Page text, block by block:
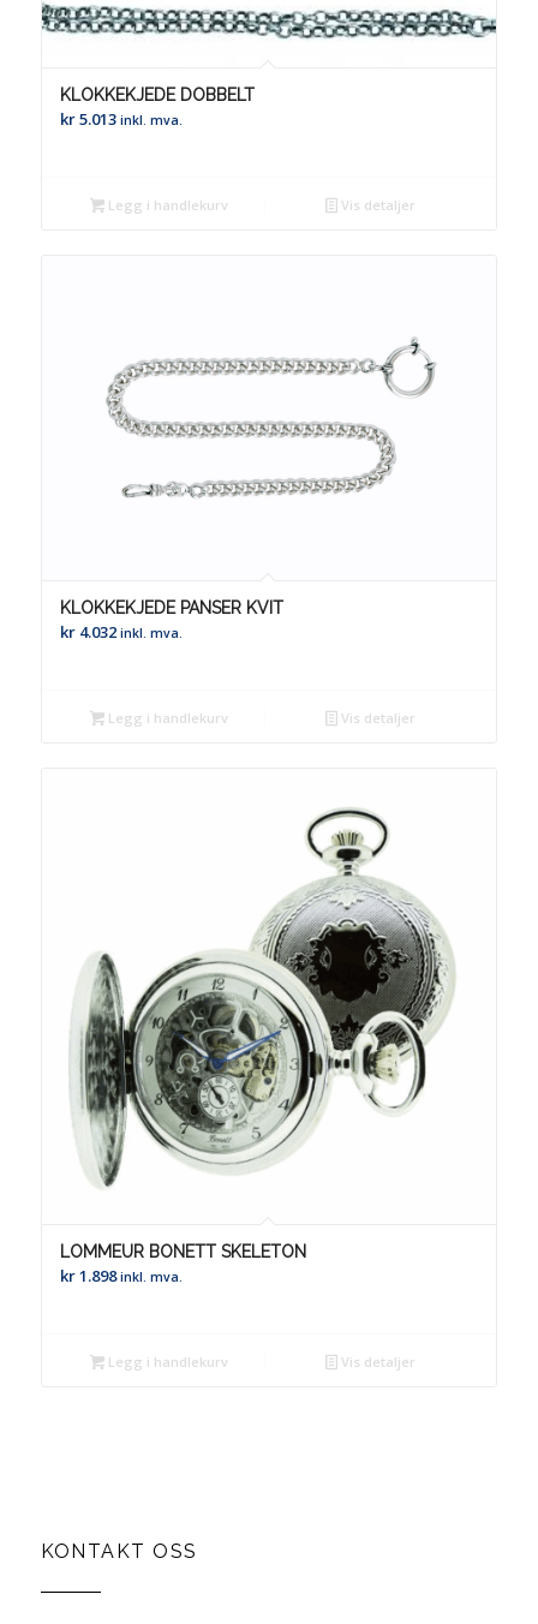
KLOKKEKJEDE DOBBELT
kr5.013 inkl. mva.
Legg i handlekurv Vis detaljer
KLOKKEKJEDE PANSER KVIT
kr4.032 inkl. mva.
Legg i handlekurv Vis detaljer
LOMMEUR BONETT SKELETON
kr1.898 inkl. mva.
Legg i handlekurv Vis detaljer
KONTAKT OSS